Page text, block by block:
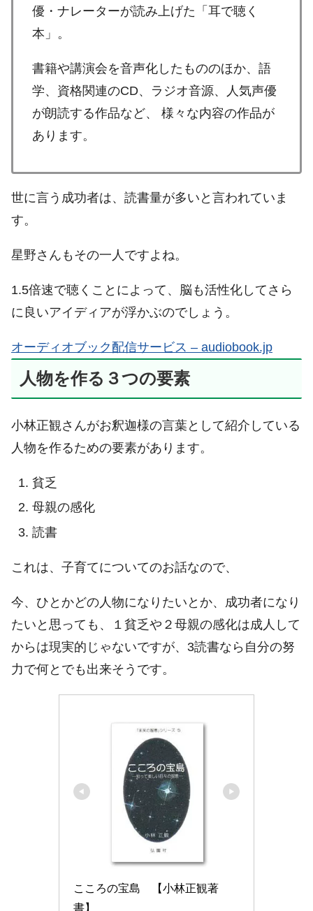
優・ナレーターが読み上げた「耳で聴く
本」。
書籍や講演会を音声化したもののほか、語
学、資格関連のCD、ラジオ音源、人気声優
が朗読する作品など、 様々な内容の作品が
あります。
世に言う成功者は、読書量が多いと言われていま
す。
星野さんもその一人ですよね。
1.5倍速で聴くことによって、脳も活性化してさら
に良いアイディアが浮かぶのでしょう。
オーディオブック配信サービス – audiobook.jp
人物を作る３つの要素
小林正観さんがお釈迦様の言葉として紹介している
人物を作るための要素があります。
貧乏
母親の感化
読書
これは、子育てについてのお話なので、
今、ひとかどの人物になりたいとか、成功者になり
たいと思っても、１貧乏や２母親の感化は成人して
からは現実的じゃないですが、3読書なら自分の努
力で何とでも出来そうです。
こころの宝島　【小林正観著
書】